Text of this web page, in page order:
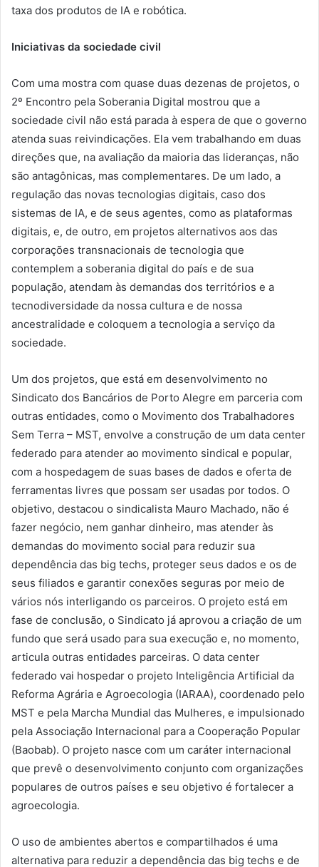
taxa dos produtos de IA e robótica.
Iniciativas da sociedade civil
Com uma mostra com quase duas dezenas de projetos, o
2º Encontro pela Soberania Digital mostrou que a
sociedade civil não está parada à espera de que o governo
atenda suas reivindicações. Ela vem trabalhando em duas
direções que, na avaliação da maioria das lideranças, não
são antagônicas, mas complementares. De um lado, a
regulação das novas tecnologias digitais, caso dos
sistemas de IA, e de seus agentes, como as plataformas
digitais, e, de outro, em projetos alternativos aos das
corporações transnacionais de tecnologia que
contemplem a soberania digital do país e de sua
população, atendam às demandas dos territórios e a
tecnodiversidade da nossa cultura e de nossa
ancestralidade e coloquem a tecnologia a serviço da
sociedade.
Um dos projetos, que está em desenvolvimento no
Sindicato dos Bancários de Porto Alegre em parceria com
outras entidades, como o Movimento dos Trabalhadores
Sem Terra – MST, envolve a construção de um data center
federado para atender ao movimento sindical e popular,
com a hospedagem de suas bases de dados e oferta de
ferramentas livres que possam ser usadas por todos. O
objetivo, destacou o sindicalista Mauro Machado, não é
fazer negócio, nem ganhar dinheiro, mas atender às
demandas do movimento social para reduzir sua
dependência das big techs, proteger seus dados e os de
seus filiados e garantir conexões seguras por meio de
vários nós interligando os parceiros. O projeto está em
fase de conclusão, o Sindicato já aprovou a criação de um
fundo que será usado para sua execução e, no momento,
articula outras entidades parceiras. O data center
federado vai hospedar o projeto Inteligência Artificial da
Reforma Agrária e Agroecologia (IARAA), coordenado pelo
MST e pela Marcha Mundial das Mulheres, e impulsionado
pela Associação Internacional para a Cooperação Popular
(Baobab). O projeto nasce com um caráter internacional
que prevê o desenvolvimento conjunto com organizações
populares de outros países e seu objetivo é fortalecer a
agroecologia.
O uso de ambientes abertos e compartilhados é uma
alternativa para reduzir a dependência das big techs e de